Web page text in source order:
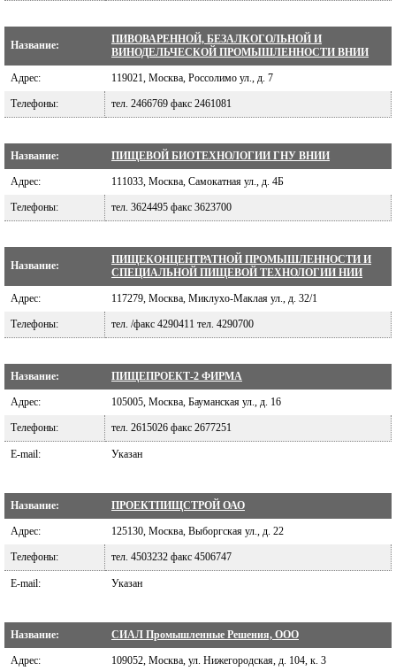
Название:
ПИВОВАРЕННОЙ, БЕЗАЛКОГОЛЬНОЙ И
ВИНОДЕЛЬЧЕСКОЙ ПРОМЫШЛЕННОСТИ ВНИИ
Адрес: 119021, Москва, Россолимо ул., д. 7
Телефоны: тел. 2466769 факс 2461081
Название: ПИЩЕВОЙ БИОТЕХНОЛОГИИ ГНУ ВНИИ
Адрес: 111033, Москва, Самокатная ул., д. 4Б
Телефоны: тел. 3624495 факс 3623700
Название:
ПИЩЕКОНЦЕНТРАТНОЙ ПРОМЫШЛЕННОСТИ И
СПЕЦИАЛЬНОЙ ПИЩЕВОЙ ТЕХНОЛОГИИ НИИ
Адрес: 117279, Москва, Миклухо-Маклая ул., д. 32/1
Телефоны: тел. /факс 4290411 тел. 4290700
Название: ПИЩЕПРОЕКТ-2 ФИРМА
Адрес: 105005, Москва, Бауманская ул., д. 16
Телефоны: тел. 2615026 факс 2677251
E-mail: Указан
Название: ПРОЕКТПИЩСТРОЙ ОАО
Адрес: 125130, Москва, Выборгская ул., д. 22
Телефоны: тел. 4503232 факс 4506747
E-mail: Указан
Название: СИАЛ Промышленные Решения, ООО
Адрес: 109052, Москва, ул. Нижегородская, д. 104, к. 3